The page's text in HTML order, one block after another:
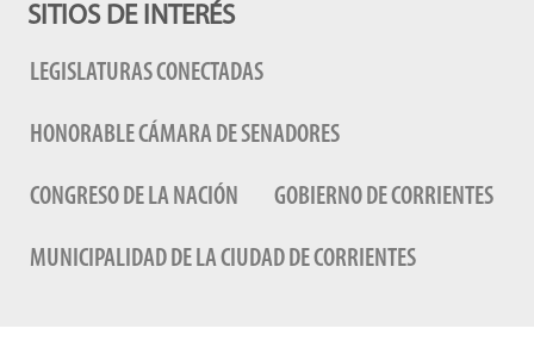
SITIOS DE INTERÉS
LEGISLATURAS CONECTADAS
HONORABLE CÁMARA DE SENADORES
CONGRESO DE LA NACIÓN GOBIERNO DE CORRIENTES
MUNICIPALIDAD DE LA CIUDAD DE CORRIENTES